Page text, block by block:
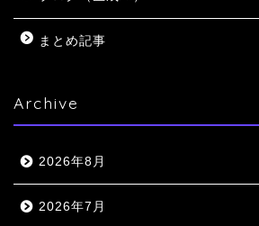
まとめ記事
Archive
2026年8月
2026年7月